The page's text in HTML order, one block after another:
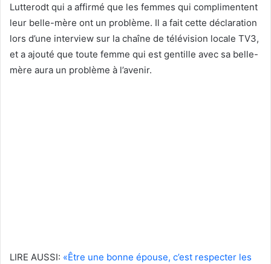
Lutterodt qui a affirmé que les femmes qui complimentent
leur belle-mère ont un problème. Il a fait cette déclaration
lors d’une interview sur la chaîne de télévision locale TV3,
et a ajouté que toute femme qui est gentille avec sa belle-
mère aura un problème à l’avenir.
LIRE AUSSI: «Être une bonne épouse, c’est respecter les